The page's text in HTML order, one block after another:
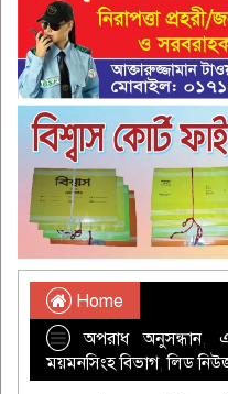
Home
অপরাধ অনুসন্ধান,
ময়মনসিংহ বিভাগ,লিড